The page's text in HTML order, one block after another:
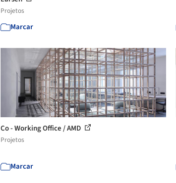
Projetos
Marcar
Co - Working Office / AMD
Projetos
Marcar